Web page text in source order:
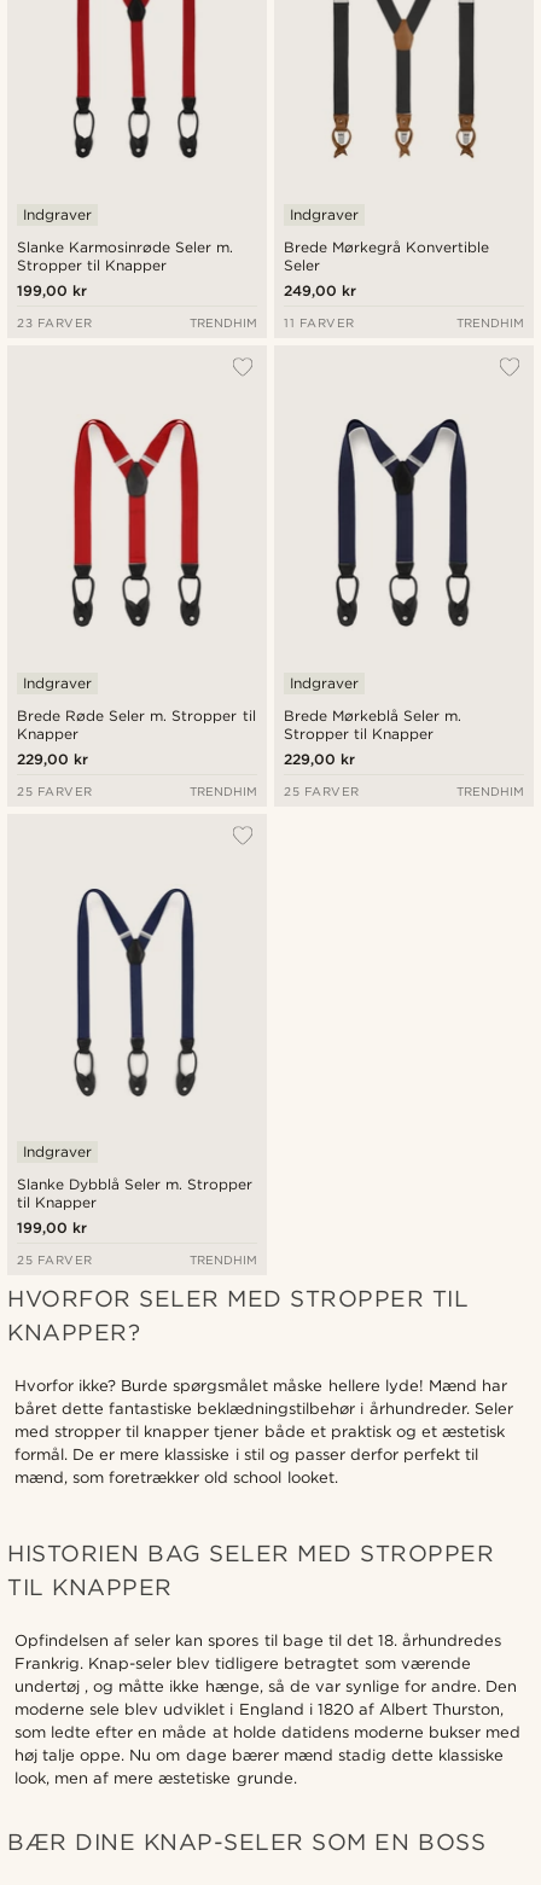
Slanke Karmosinrøde Seler m.
Stropper til Knapper
Indgraver
199,00 kr
23 FARVER TRENDHIM
Brede Mørkegrå Konvertible
Seler
Indgraver
249,00 kr
11 FARVER TRENDHIM
Brede Røde Seler m. Stropper til
Knapper
Indgraver
229,00 kr
25 FARVER TRENDHIM
Brede Mørkeblå Seler m.
Stropper til Knapper
Indgraver
229,00 kr
25 FARVER TRENDHIM
Slanke Dybblå Seler m. Stropper
til Knapper
Indgraver
199,00 kr
25 FARVER TRENDHIM
HVORFOR SELER MED STROPPER TIL
KNAPPER?
Hvorfor ikke? Burde spørgsmålet måske hellere lyde! Mænd har
båret dette fantastiske beklædningstilbehør i århundreder. Seler
med stropper til knapper tjener både et praktisk og et æstetisk
formål. De er mere klassiske i stil og passer derfor perfekt til
mænd, som foretrækker old school looket.
HISTORIEN BAG SELER MED STROPPER
TIL KNAPPER
Opfindelsen af seler kan spores til bage til det 18. århundredes
Frankrig. Knap-seler blev tidligere betragtet som værende
undertøj , og måtte ikke hænge, så de var synlige for andre. Den
moderne sele blev udviklet i England i 1820 af Albert Thurston,
som ledte efter en måde at holde datidens moderne bukser med
høj talje oppe. Nu om dage bærer mænd stadig dette klassiske
look, men af mere æstetiske grunde.
BÆR DINE KNAP-SELER SOM EN BOSS